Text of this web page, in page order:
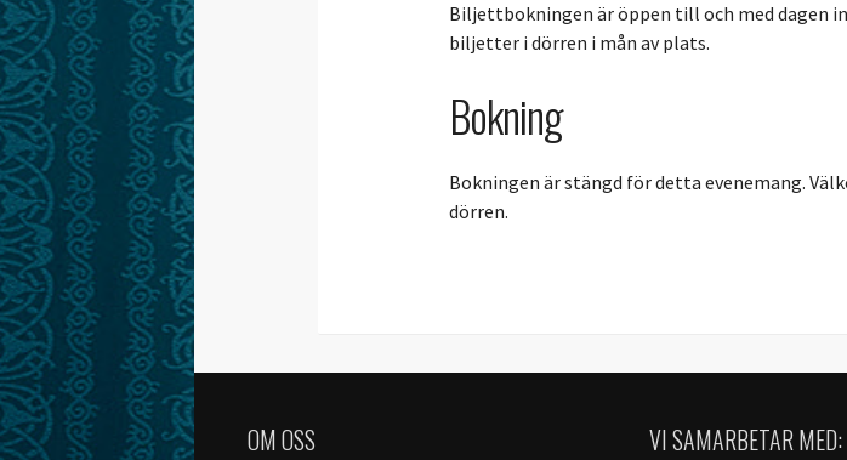
Biljettbokningen är öppen till och med dagen
biljetter i dörren i mån av plats.
Bokning
Bokningen är stängd för detta evenemang.
dörren.
OM OSS VI SAMARBETAR MED: